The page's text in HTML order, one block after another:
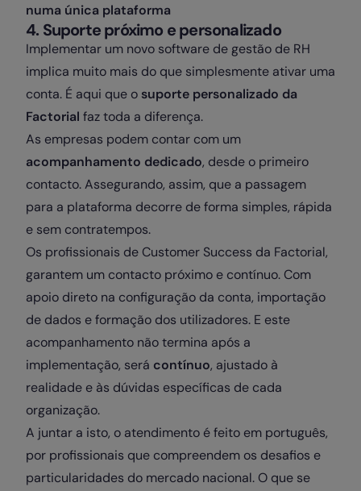
numa única plataforma
4. Suporte próximo e personalizado
Implementar um novo software de gestão de RH
implica muito mais do que simplesmente ativar uma
conta. É aqui que o suporte personalizado da
Factorial faz toda a diferença.
As empresas podem contar com um
acompanhamento dedicado, desde o primeiro
contacto. Assegurando, assim, que a passagem
para a plataforma decorre de forma simples, rápida
e sem contratempos.
Os profissionais de Customer Success da Factorial,
garantem um contacto próximo e contínuo. Com
apoio direto na configuração da conta, importação
de dados e formação dos utilizadores. E este
acompanhamento não termina após a
implementação, será contínuo, ajustado à
realidade e às dúvidas específicas de cada
organização.
A juntar a isto, o atendimento é feito em português,
por profissionais que compreendem os desafios e
particularidades do mercado nacional. O que se